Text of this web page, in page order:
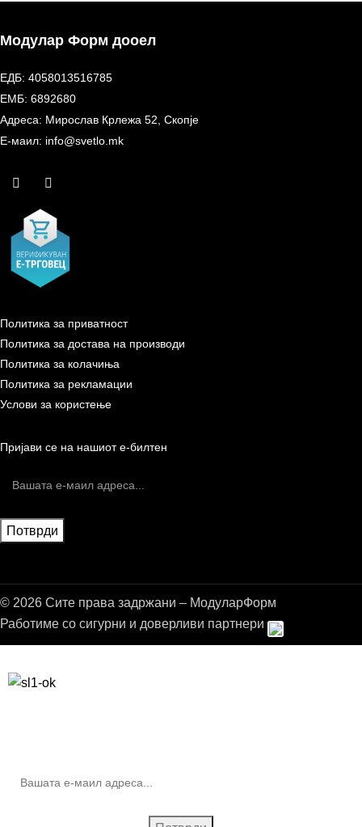
Модулар Форм дооел
ЕДБ: 4058013516785
ЕМБ: 6892680
Адреса: Мирослав Крлежа 52, Скопје
Е-маил: info@svetlo.mk
Политика за приватност
Политика за достава на производи
Политика за колачиња
Политика за рекламации
Услови за користење
Пријави се на нашиот е-билтен
© 2026 Сите права задржани – МодуларФорм
Работиме со сигурни и доверливи партнери